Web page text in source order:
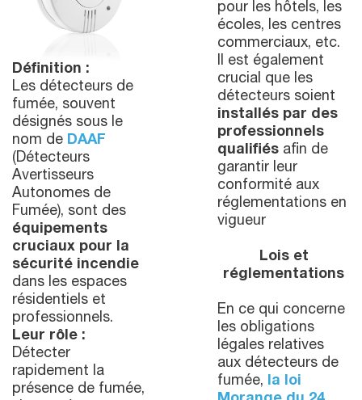
Définition :
Les détecteurs de
fumée, souvent
désignés sous le
nom de DAAF
(Détecteurs
Avertisseurs
Autonomes de
Fumée), sont des
équipements
cruciaux pour la
sécurité incendie
dans les espaces
résidentiels et
professionnels.
Leur rôle :
Détecter
rapidement la
présence de fumée,
pour les hôtels, les
écoles, les centres
commerciaux, etc.
Il est également
crucial que les
détecteurs soient
installés par des
professionnels
qualifiés afin de
garantir leur
conformité aux
réglementations en
vigueur
Lois et
réglementations
En ce qui concerne
les obligations
légales relatives
aux détecteurs de
fumée, la loi